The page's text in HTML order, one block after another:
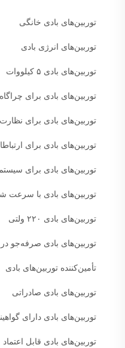
توربین‌های بادی خانگی
توربین‌های انرژی بادی
توربین‌های بادی ۵ کیلووات
توربین‌های بادی برای
توربین‌های بادی برای نظارت
توربین‌های بادی برای
توربین‌های بادی برای
توربین‌های بادی با سرعت
توربین‌های بادی ۲۲۰ ولتی
توربین‌های بادی صرفه‌جو
تأمین‌کننده توربین‌های بادی
توربین‌های بادی صادراتی
توربین‌های بادی دارای
توربین‌های بادی قابل اعتماد